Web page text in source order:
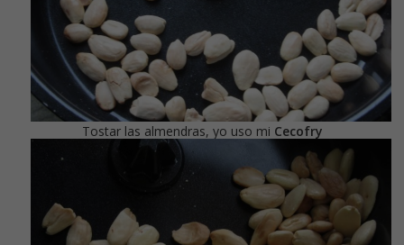
Tostar las almendras, yo uso mi Cecofry